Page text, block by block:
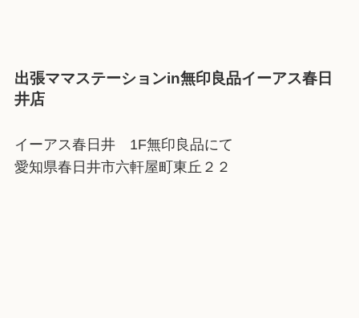
出張ママステーションin無印良品イーアス春日
井店
イーアス春日井 1F無印良品にて
愛知県春日井市六軒屋町東丘２２